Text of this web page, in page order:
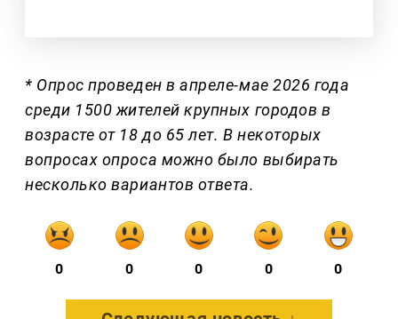
* Опрос проведен в апреле-мае 2026 года
среди 1500 жителей крупных городов в
возрасте от 18 до 65 лет. В некоторых
вопросах опроса можно было выбирать
несколько вариантов ответа.
0 0 0 0 0